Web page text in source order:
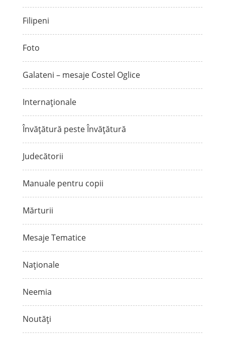
Filipeni
Foto
Galateni – mesaje Costel Oglice
Internaționale
Învățătură peste Învățătură
Judecătorii
Manuale pentru copii
Mărturii
Mesaje Tematice
Naționale
Neemia
Noutăți